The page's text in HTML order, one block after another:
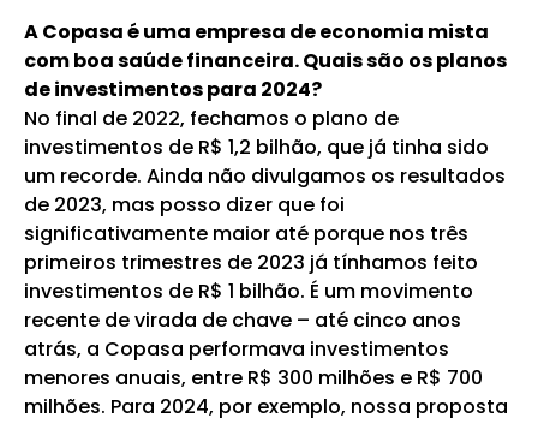
A Copasa é uma empresa de economia mista
com boa saúde financeira. Quais são os planos
de investimentos para 2024?
No final de 2022, fechamos o plano de
investimentos de R$ 1,2 bilhão, que já tinha sido
um recorde. Ainda não divulgamos os resultados
de 2023, mas posso dizer que foi
significativamente maior até porque nos três
primeiros trimestres de 2023 já tínhamos feito
investimentos de R$ 1 bilhão. É um movimento
recente de virada de chave – até cinco anos
atrás, a Copasa performava investimentos
menores anuais, entre R$ 300 milhões e R$ 700
milhões. Para 2024, por exemplo, nossa proposta